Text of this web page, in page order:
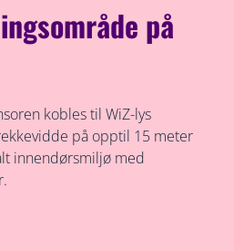
på
kobles til WiZ-lys
på opptil 15 meter
innendørsmiljø med